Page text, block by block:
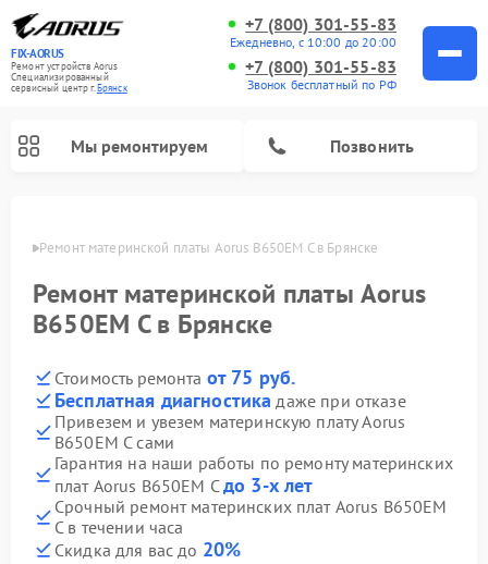
FIX-AORUS
Ремонт устройств Aorus
Специализированный
cервисный центр г.Брянск
+7 (800) 301-55-83
Ежедневно, с 10:00 до 20:00
+7 (800) 301-55-83
Звонок бесплатный по РФ
Мы ремонтируем Позвонить
Ремонт материнской платы Aorus B650EM C в Брянске
Ремонт материнской платы Aorus
B650EM C в Брянске
Стоимость ремонта от 75 руб.
Бесплатная диагностика даже при отказе
Привезем и увезем материнскую плату Aorus
B650EM C сами
Гарантия на наши работы по ремонту материнских
плат Aorus B650EM Cдо 3-х лет
Срочный ремонт материнских плат Aorus B650EM
C в течении часа
Скидка для вас до 20%